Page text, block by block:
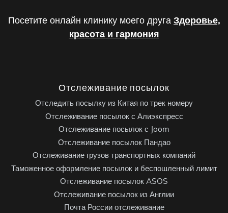
Посетите онлайн клинику моего друга Здоровье,
красота и гармония
Отслеживание посылок
Отследить посылку из Китая по трек номеру
Отслеживание посылок с Алиэкспресс
Отслеживание посылок с Joom
Отслеживание посылок Пандао
Отслеживание грузов транспортных компаний
Таможенное оформление посылок и беспошленный лимит
Отслеживание посылок ASOS
Отслеживание посылок из Англии
Почта России отслеживание